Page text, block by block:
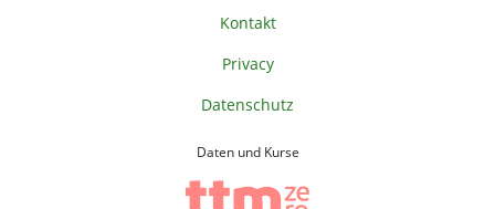
Kontakt
Privacy
Datenschutz
Daten und Kurse